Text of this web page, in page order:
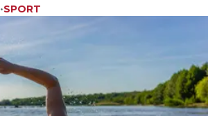
•SPORT